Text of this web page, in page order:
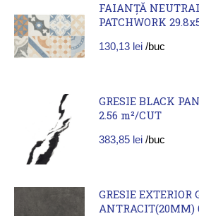
FAIANȚĂ
PATCHWORK
130,13 lei /buc
GRESIE BLACK
2.56 m²/CUT
383,85 lei /buc
GRESIE EXTERIOR
ANTRACIT(20MM)